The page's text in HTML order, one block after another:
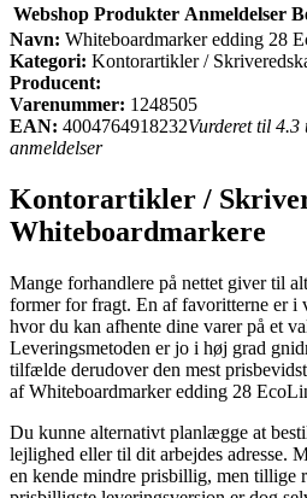
Webshop Produkter Anmeldelser
Navn: Whiteboardmarker edding 28
Kategori: Kontorartikler /
Producent:
Varenummer: 1248505
EAN: 4004764918232Vurderet til 4.3
anmeldelser
Kontorartikler /
Whiteboardmarkere
Mange forhandlere på nettet giver til
former for fragt. En af favoritterne er i
hvor du kan afhente dine varer på et
Leveringsmetoden er jo i høj grad
tilfælde derudover den mest
af Whiteboardmarker edding 28
Du kunne alternativt planlægge at
lejlighed eller til dit arbejdes adresse.
en kende mindre prisbillig, men tillige